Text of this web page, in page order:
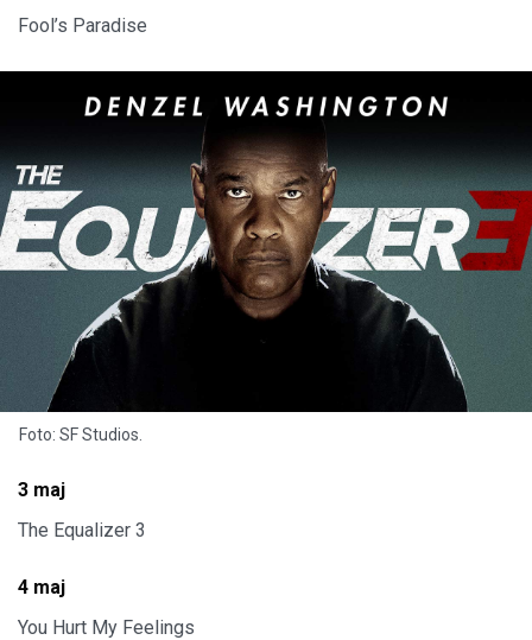
Fool’s Paradise
Foto: SF Studios.
3 maj
The Equalizer 3
4 maj
You Hurt My Feelings